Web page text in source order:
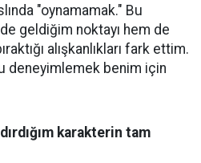
"oynamamak." Bu
geldiğim noktayı hem de
alışkanlıkları fark ettim.
deneyimlemek benim için
karakterin tam